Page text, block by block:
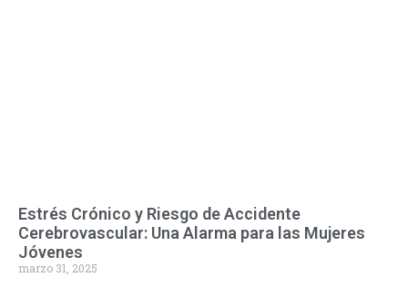
Estrés Crónico y Riesgo de Accidente
Cerebrovascular: Una Alarma para las Mujeres
Jóvenes
marzo 31, 2025